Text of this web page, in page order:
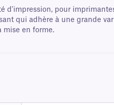
d'impression, pour
qui adhère à une grande
mise en forme.